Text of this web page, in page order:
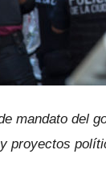
mandato del
proyectos